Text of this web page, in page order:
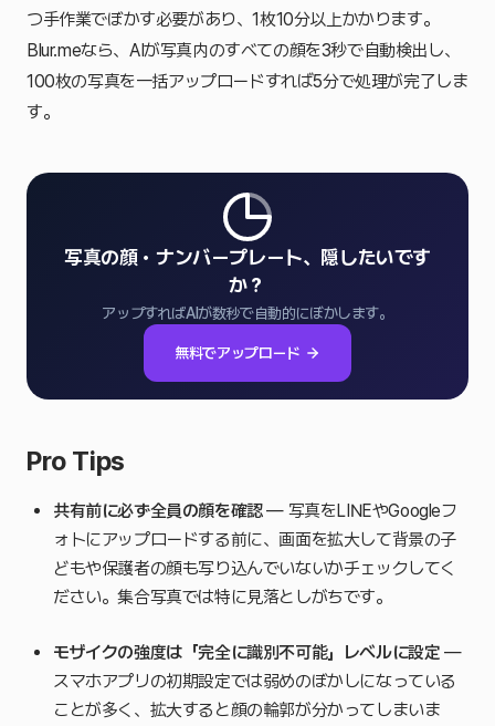
つ手作業でぼかす必要があり、1枚10分以上かかります。
Blur.meなら、AIが写真内のすべての顔を3秒で自動検出し、
100枚の写真を一括アップロードすれば5分で処理が完了しま
す。
写真の顔・ナンバープレート、隠したいです
か？
アップすればAIが数秒で自動的にぼかします。
無料でアップロード
Pro Tips
共有前に必ず全員の顔を確認— 写真をLINEやGoogleフ
ォトにアップロードする前に、画面を拡大して背景の子
どもや保護者の顔も写り込んでいないかチェックしてく
ださい。集合写真では特に見落としがちです。
モザイクの強度は「完全に識別不可能」レベルに設定 —
スマホアプリの初期設定では弱めのぼかしになっている
ことが多く、拡大すると顔の輪郭が分かってしまいま